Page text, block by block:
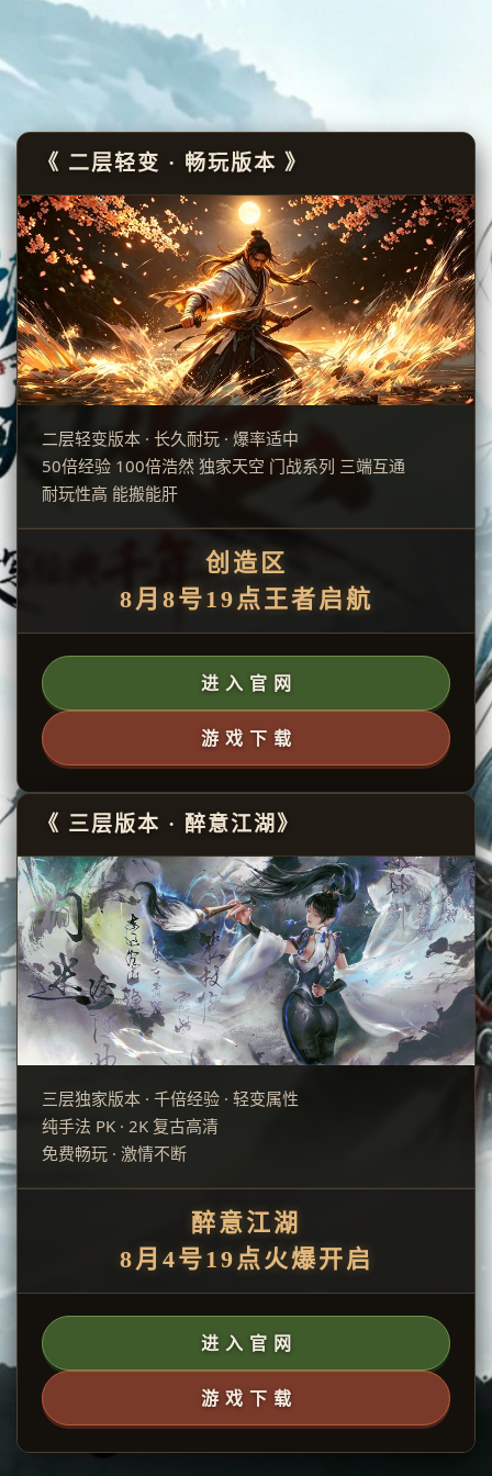
《 二层轻变 · 畅玩版本 》
二层轻变版本 · 长久耐玩 · 爆率适中
50倍经验 100倍浩然 独家天空 门战系列 三端互通
耐玩性高 能搬能肝
创造区
8月8号19点王者启航
进 入 官 网
游 戏 下 载
《 三层版本 · 醉意江湖》
三层独家版本 · 千倍经验 · 轻变属性
纯手法 PK · 2K 复古高清
免费畅玩 · 激情不断
醉意江湖
8月4号19点火爆开启
进 入 官 网
游 戏 下 载